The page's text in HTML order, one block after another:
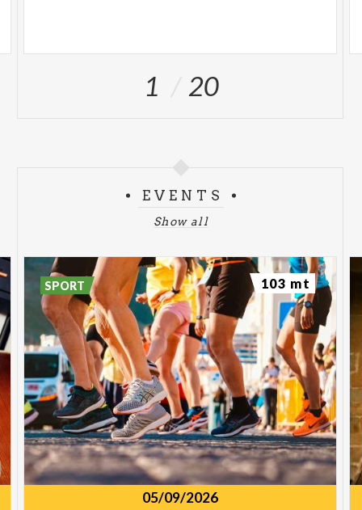
1 20
EVENTS
Show all
05/09/2026
SPORT 103 mt